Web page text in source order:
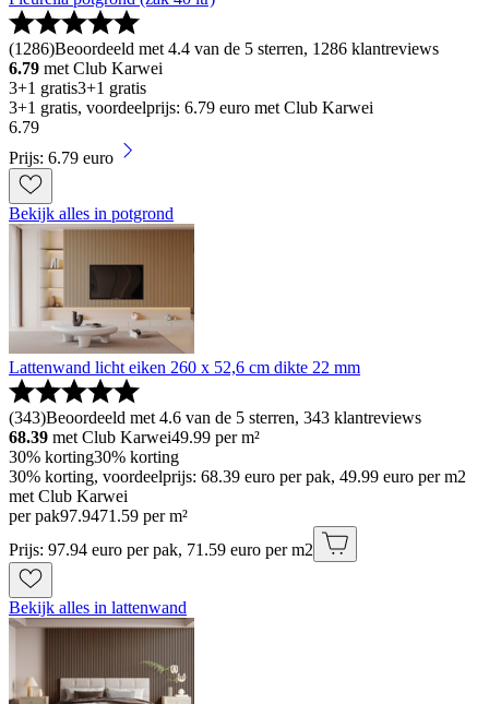
(1286)Beoordeeld met 4.4 van de 5 sterren, 1286 klantreviews
6.79 met Club Karwei
3+1 gratis3+1 gratis
3+1 gratis, voordeelprijs: 6.79 euro met Club Karwei
6.79
Prijs: 6.79 euro
Bekijk alles in potgrond
Lattenwand licht eiken 260 x 52,6 cm dikte 22 mm
(343)Beoordeeld met 4.6 van de 5 sterren, 343 klantreviews
68.39 met Club Karwei49.99 per m²
30% korting30% korting
30% korting, voordeelprijs: 68.39 euro per pak, 49.99 euro per m2
met Club Karwei
per pak97.9471.59 per m²
Prijs: 97.94 euro per pak, 71.59 euro per m2
Bekijk alles in lattenwand